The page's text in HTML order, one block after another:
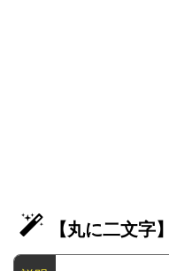
【丸に二文字